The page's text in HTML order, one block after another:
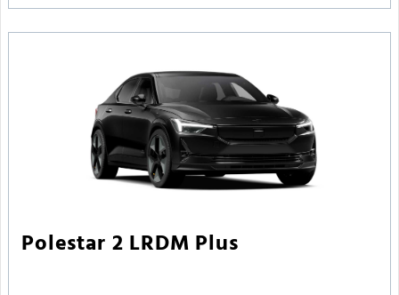
Polestar 2 LRDM Plus